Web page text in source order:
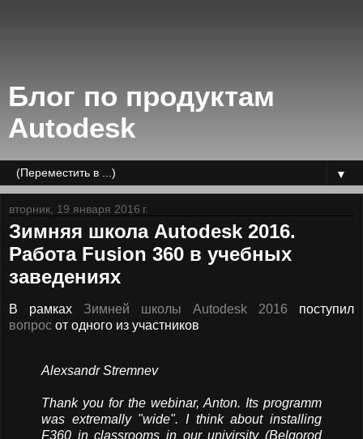
Блог по продуктам
Autodesk
▼
вторник, 19 января 2016 г.
Зимняя школа Autodesk 2016.
Работа Fusion 360 в учебных
заведениях
В рамках Зимней школы Autodesk 2016 поступил
вопрос от одного из участников
Alexsandr Stremnev
Thank you for the webinar, Anton. Its programm
was extremally "wide". I think about installing
F360 in classrooms in our univirsity (Belgorod